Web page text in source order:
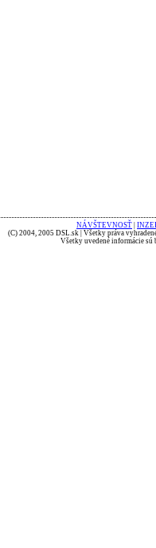
NÁVŠTEVNOSŤ
(C) 2004, 2005 DSL.sk | Všetky práva
Všetky uvedené informácie sú